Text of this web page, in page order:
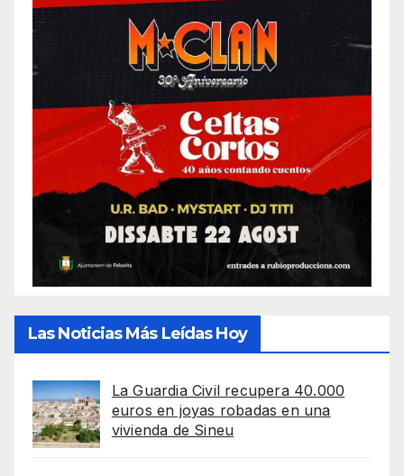
Las Noticias Más Leídas Hoy
La Guardia Civil recupera 40.000
euros en joyas robadas en una
vivienda de Sineu